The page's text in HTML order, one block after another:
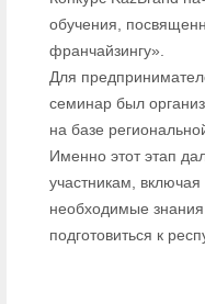
обучения,
франчайзингу».
Для
семинар был
на базе
Именно этот этап
участникам,
необходимые знания
подготовиться к